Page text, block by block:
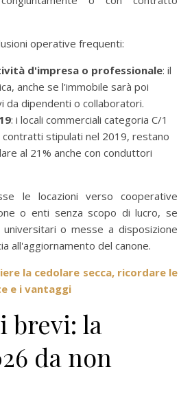
operative frequenti:
d'impresa o professionale: il
anche se l'immobile sarà poi
da dipendenti o collaboratori.
: i locali commerciali categoria C/1
contratti stipulati nel 2019, restano
al 21% anche con conduttori
le locazioni verso cooperative
o enti senza scopo di lucro, se
o messe a disposizione
all'aggiornamento del canone.
la cedolare secca, ricordare le
e i vantaggi
brevi: la
da non